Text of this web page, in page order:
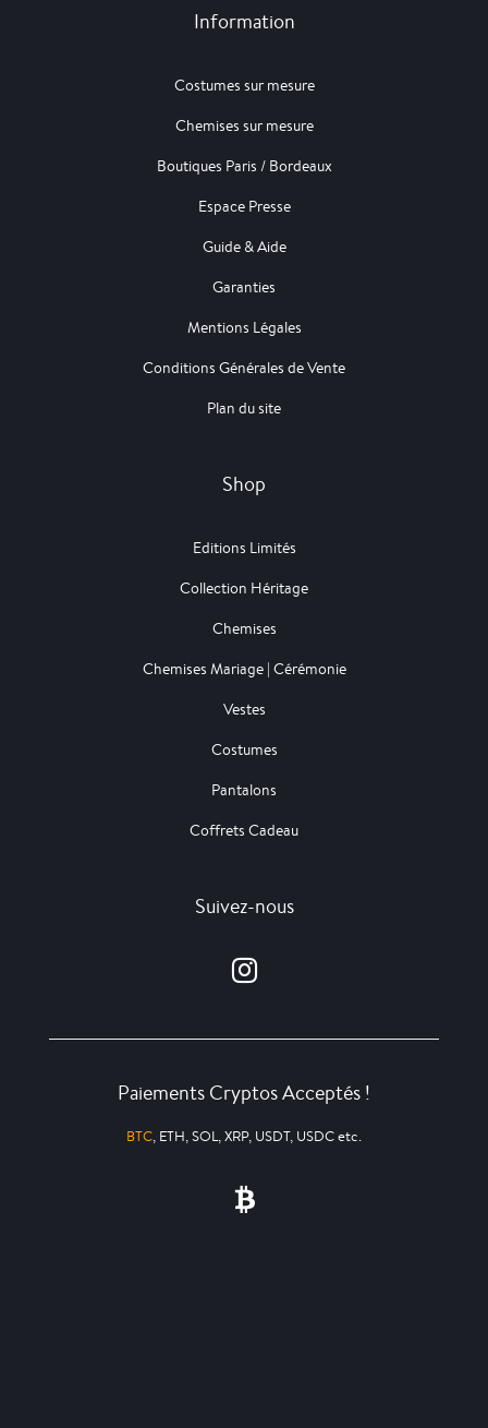
Information
Costumes sur mesure
Chemises sur mesure
Boutiques Paris / Bordeaux
Espace Presse
Guide & Aide
Garanties
Mentions Légales
Conditions Générales de Vente
Plan du site
Shop
Editions Limités
Collection Héritage
Chemises
Chemises Mariage | Cérémonie
Vestes
Costumes
Pantalons
Coffrets Cadeau
Suivez-nous
Paiements Cryptos Acceptés !
BTC, ETH, SOL, XRP, USDT, USDC etc.